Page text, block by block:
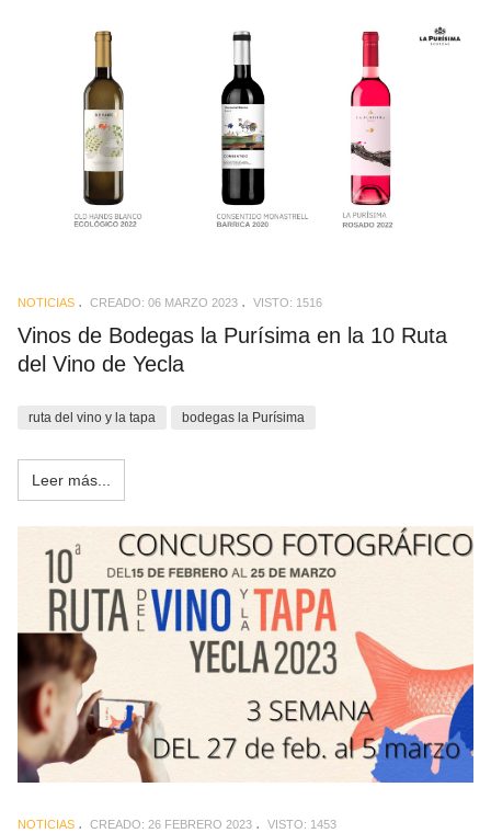
NOTICIAS CREADO: 06 MARZO 2023 VISTO: 1516
Vinos de Bodegas la Purísima en la 10 Ruta
del Vino de Yecla
ruta del vino y la tapa bodegas la Purísima
Leer más...
NOTICIAS CREADO: 26 FEBRERO 2023 VISTO: 1453